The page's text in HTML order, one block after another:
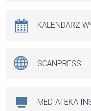
KALENDARZ
SCANPRESS
MEDIATEKA